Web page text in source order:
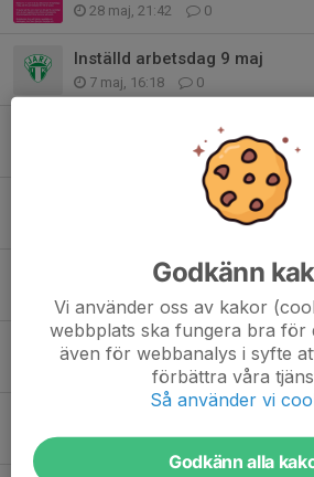
28 maj, 21:42 0
Inställd arbetsdag 9 maj
7 maj, 16:18 0
0
MTB orientering 6 maj
Utegymmet invigt!
26 apr, 21:23
20 apr, 20:36 0
12 apr, 21:08 0
Godkänn
Vi använder oss av kakor
webbplats ska fungera bra för
även för webbanalys i syfte
förbättra våra
Så använder vi
Godkänn alla